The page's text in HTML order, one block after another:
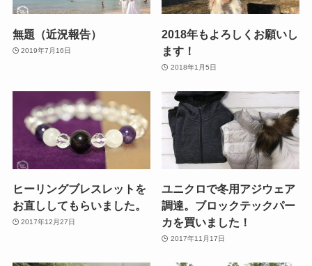
無題（近況報告）
2019年7月16日
2018年もよろしくお願いし
ます！
2018年1月5日
ヒーリングブレスレットを
お直ししてもらいました。
2017年12月27日
ユニクロで冬用アジウェア
調達。ブロックテックパー
カを買いました！
2017年11月17日